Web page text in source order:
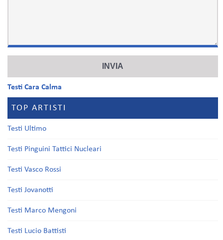
Testi Cara Calma
TOP ARTISTI
Testi Ultimo
Testi Pinguini Tattici Nucleari
Testi Vasco Rossi
Testi Jovanotti
Testi Marco Mengoni
Testi Lucio Battisti